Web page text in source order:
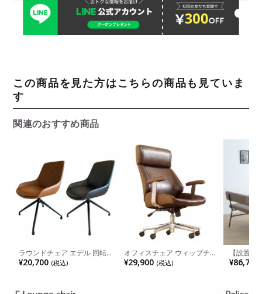
この商品を見た方はこちらの商品も見ていま
す
関連のおすすめ商品
ラウンドチェア エデル 回転
合皮 スチール脚 肘なし 椅子
回転チェア ダイニングチェア
¥20,700 (税込)
オフィスチェア ウィップチェ
ア BR PCチェア 座面昇降 高
さ調整 昇降レバー キャスタ
¥29,900 (税込)
【設置
ダイニン
ル＋ソフ
¥86,700